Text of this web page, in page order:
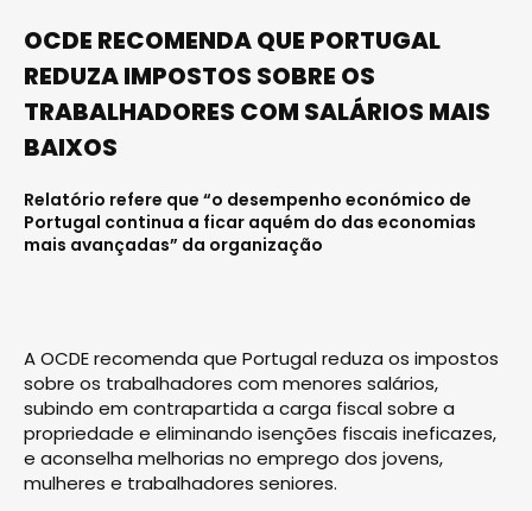
OCDE RECOMENDA QUE PORTUGAL
REDUZA IMPOSTOS SOBRE OS
TRABALHADORES COM SALÁRIOS MAIS
BAIXOS
Relatório refere que “o desempenho económico de
Portugal continua a ficar aquém do das economias
mais avançadas” da organização
A OCDE recomenda que Portugal reduza os impostos
sobre os trabalhadores com menores salários,
subindo em contrapartida a carga fiscal sobre a
propriedade e eliminando isenções fiscais ineficazes,
e aconselha melhorias no emprego dos jovens,
mulheres e trabalhadores seniores.